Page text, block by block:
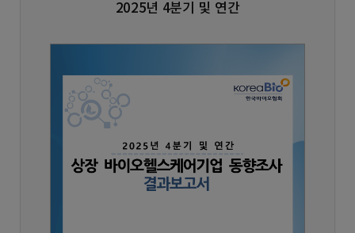
2025년 4분기 및 연간